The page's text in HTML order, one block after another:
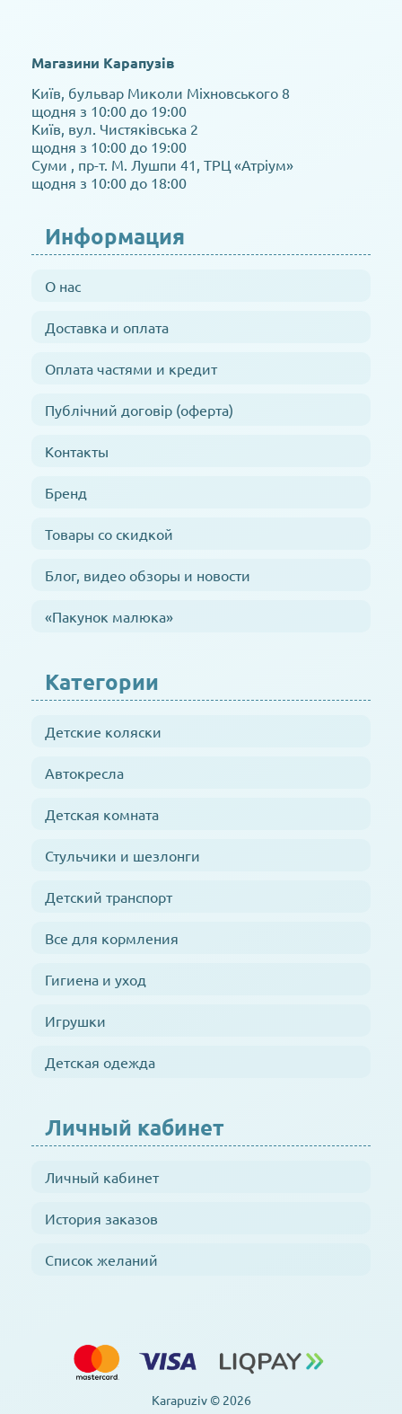
Магазини Карапузів
Київ, бульвар Миколи Міхновського 8
щодня з 10:00 до 19:00
Київ, вул. Чистяківська 2
щодня з 10:00 до 19:00
Суми , пр-т. М. Лушпи 41, ТРЦ «Атріум»
щодня з 10:00 до 18:00
Информация
О нас
Доставка и оплата
Оплата частями и кредит
Публічний договір (оферта)
Контакты
Бренд
Товары со скидкой
Блог, видео обзоры и новости
«Пакунок малюка»
Категории
Детские коляски
Автокресла
Детская комната
Стульчики и шезлонги
Детский транспорт
Все для кормления
Гигиена и уход
Игрушки
Детская одежда
Личный кабинет
Личный кабинет
История заказов
Список желаний
Karapuziv © 2026